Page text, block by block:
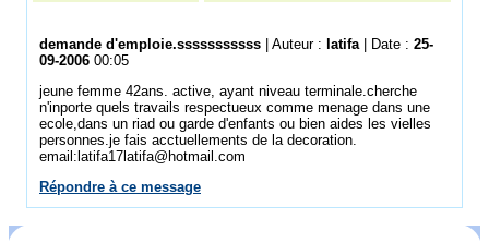
demande d'emploie.sssssssssss | Auteur : latifa| Date : 25-
09-2006 00:05
jeune femme 42ans. active, ayant niveau terminale.cherche
n'inporte quels travails respectueux comme menage dans une
ecole,dans un riad ou garde d'enfants ou bien aides les vielles
personnes.je fais acctuellements de la decoration.
email:latifa17latifa@hotmail.com
Répondre à ce message